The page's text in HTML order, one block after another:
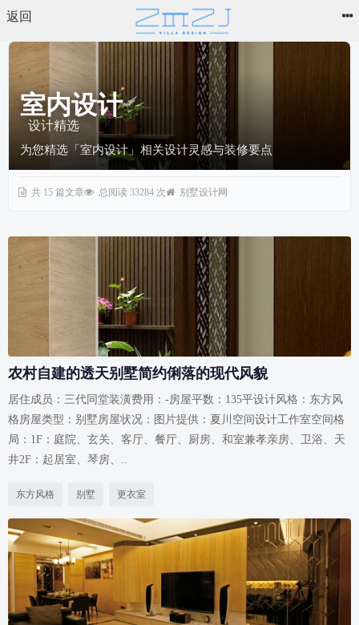
返回
室内设计
设计精选
为您精选「室内设计」相关设计灵感与装修要点
共 15 篇文章 总阅读 33284 次 别墅设计网
农村自建的透天别墅简约俐落的现代风貌
居住成员：三代同堂装潢费用：-房屋平数：135平设计风格：东方风
格房屋类型：别墅房屋状况：图片提供：夏川空间设计工作室空间格
局：1F：庭院、玄关、客厅、餐厅、厨房、和室兼孝亲房、卫浴、天
井2F：起居室、琴房、..
东方风格 别墅 更衣室